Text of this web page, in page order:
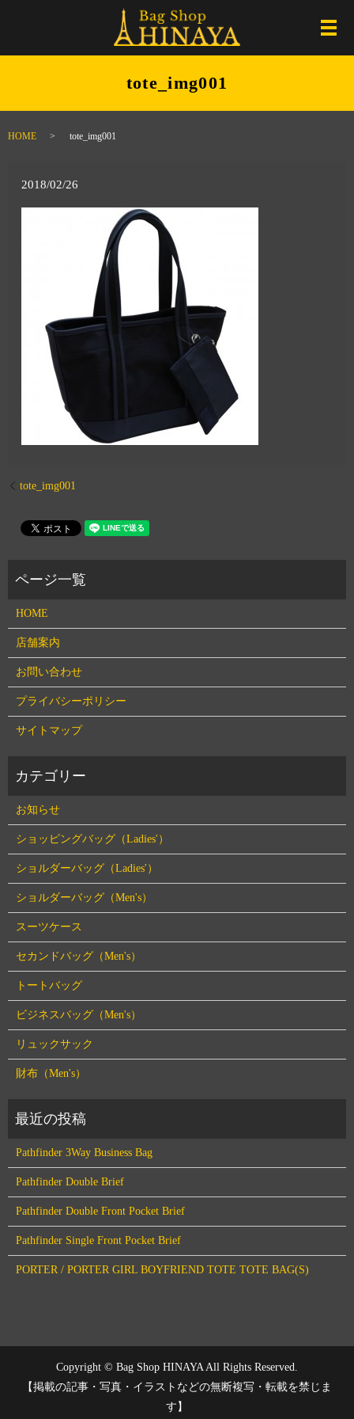
メ
tote_img001
HOME tote_img001
2018/02/26
tote_img001
HOME
店舗案内
お問い合わせ
プライバシーポリシー
サイトマップ
お知らせ
ショッピングバッグ（Ladies'）
ショルダーバッグ（Ladies'）
ショルダーバッグ（Men's）
スーツケース
セカンドバッグ（Men's）
トートバッグ
ビジネスバッグ（Men's）
リュックサック
財布（Men's）
Pathfinder 3Way Business Bag
Pathfinder Double Brief
Pathfinder Double Front Pocket Brief
Pathfinder Single Front Pocket Brief
PORTER / PORTER GIRL BOYFRIEND TOTE TOTE BAG(S)
Copyright © Bag Shop HINAYA All Rights Reserved.
【掲載の記事・写真・イラストなどの無断複写・転載を禁じま
す】